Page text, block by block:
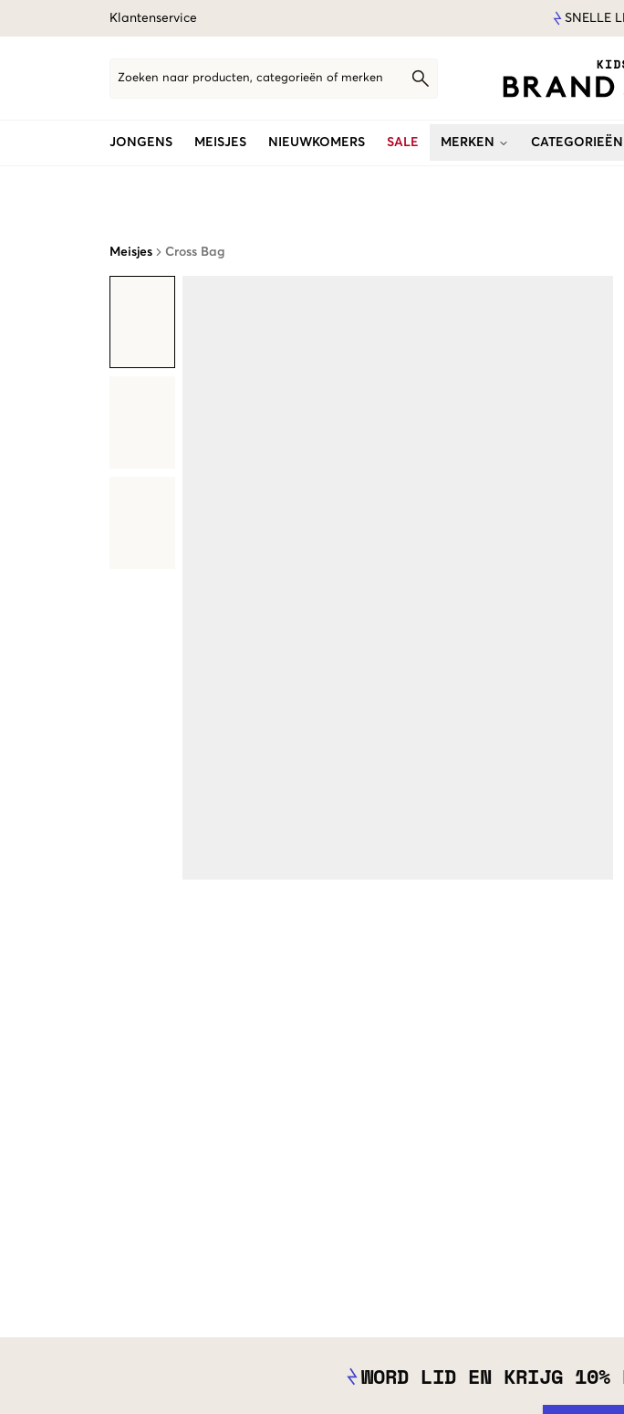
Klantenservice SNELLE
Zoeken naar producten, categorieën of merken
JONGENS MEISJES NIEUWKOMERS SALE MERKEN CATEGORIEËN
Meisjes Cross Bag
WORD LID EN KRIJG 10%